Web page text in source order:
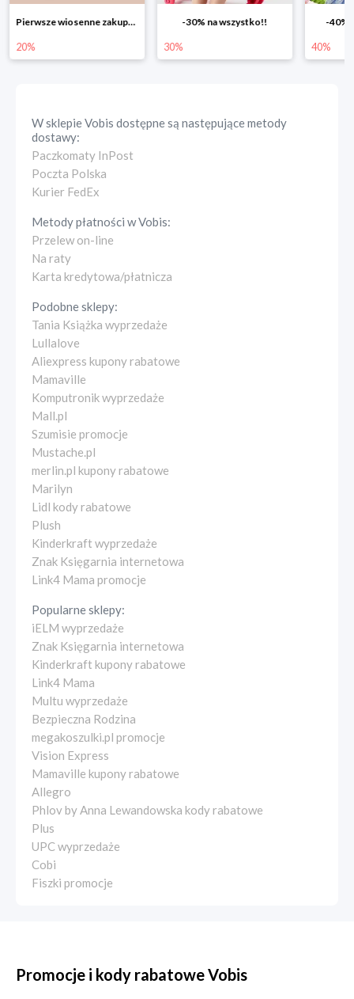
Pierwsze wiosenne zakupy -20%
20%
-30% na wszystko!!
30%
-40%
40%
W sklepieVobis dostępne są następujące metody
dostawy:
Paczkomaty InPost
Poczta Polska
Kurier FedEx
Metody płatności wVobis:
Przelew on-line
Na raty
Karta kredytowa/płatnicza
Podobne sklepy:
Tania Książka wyprzedaże
Lullalove
Aliexpress kupony rabatowe
Mamaville
Komputronik wyprzedaże
Mall.pl
Szumisie promocje
Mustache.pl
merlin.pl kupony rabatowe
Marilyn
Lidl kody rabatowe
Plush
Kinderkraft wyprzedaże
Znak Księgarnia internetowa
Link4 Mama promocje
Popularne sklepy:
iELM wyprzedaże
Znak Księgarnia internetowa
Kinderkraft kupony rabatowe
Link4 Mama
Multu wyprzedaże
Bezpieczna Rodzina
megakoszulki.pl promocje
Vision Express
Mamaville kupony rabatowe
Allegro
Phlov by Anna Lewandowska kody rabatowe
Plus
UPC wyprzedaże
Cobi
Fiszki promocje
Promocje i kody rabatowe Vobis